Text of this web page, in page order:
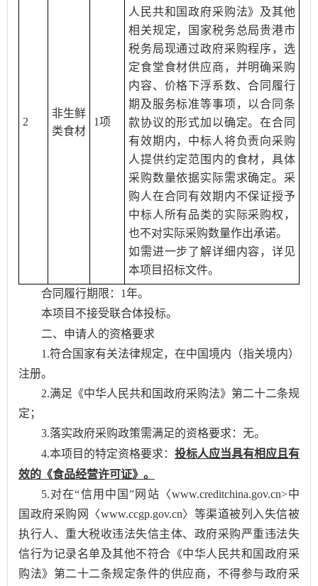
2
非生鲜
类食材
1项
人民共和国政府采购法》及其他
相关规定，国家税务总局贵港市
税务局现通过政府采购程序，选
定食堂食材供应商，并明确采购
内容、价格下浮系数、合同履行
期及服务标准等事项，以合同条
款协议的形式加以确定。在合同
有效期内，中标人将负责向采购
人提供约定范围内的食材，具体
采购数量依据实际需求确定。采
购人在合同有效期内不保证授予
中标人所有品类的实际采购权，
也不对实际采购数量作出承诺。
如需进一步了解详细内容，详见
本项目招标文件。
合同履行期限：1年。
本项目不接受联合体投标。
二、 申请人的资格要求
1.符合国家有关法律规定，在中国境内（指关境内）
注册。
2.满足《中华人民共和国政府采购法》第二十二条规
定；
3.落实政府采购政策需满足的资格要求：无。
4.本项目的特定资格要求： 投标人应当具有相应且有
效的《食品经营许可证》。
5.对在“信用中国”网站〈www.creditchina.gov.cn>中
国政府采购网〈www.ccgp.gov.cn〉等渠道被列入失信被
执行人、重大税收违法失信主体、政府采购严重违法失
信行为记录名单及其他不符合《中华人民共和国政府采
购法》第二十二条规定条件的供应商，不得参与政府采